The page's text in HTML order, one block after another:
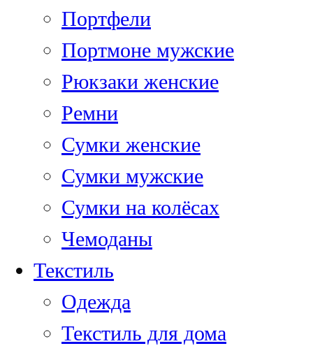
Портфели
Портмоне мужские
Рюкзаки женские
Ремни
Сумки женские
Сумки мужские
Сумки на колёсах
Чемоданы
Текстиль
Одежда
Текстиль для дома